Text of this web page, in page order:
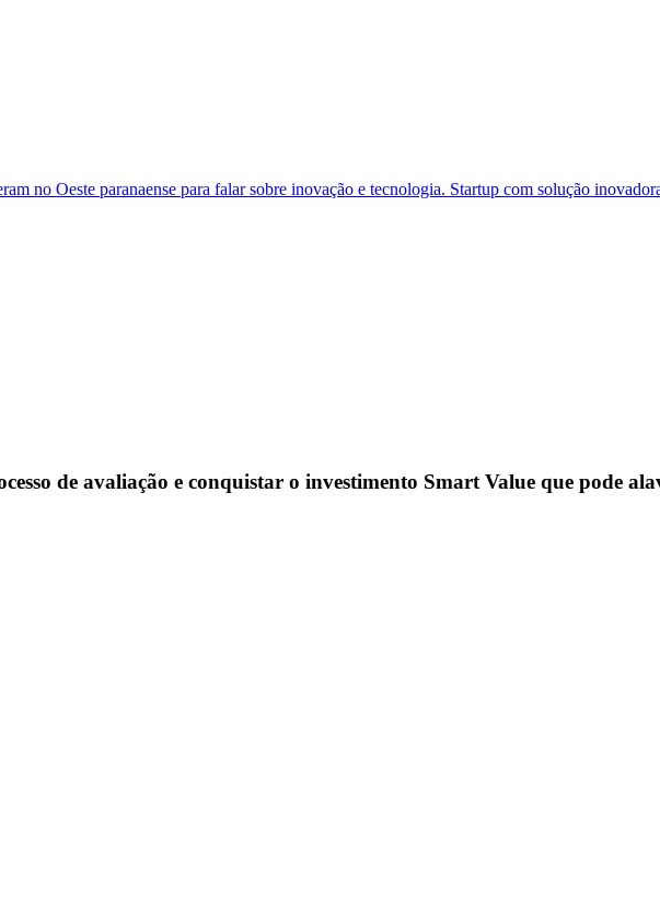
no Oeste paranaense para falar sobre inovação e tecnologia. Startup com solução
de avaliação e conquistar o investimento Smart Value que pode